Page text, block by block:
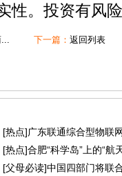
性。投资有风
下一篇： 返回列表
[热点]广东联通综合型物联
[热点]合肥“科学岛”上的“航
[父母必读]中国四部门将联